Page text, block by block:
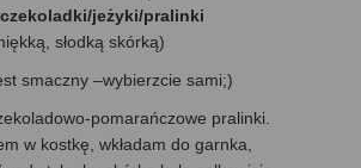
czekoladki/jeżyki/pralinki
słodką skórką)
smaczny –wybierzcie sami;)
pomarańczowe pralinki.
w kostkę, wkładam do garnka,